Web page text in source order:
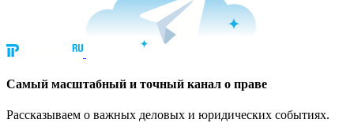
Cамый масштабный и точный канал о праве
Рассказываем о важных деловых и юридических событиях.